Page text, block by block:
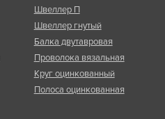
Швеллер П
Швеллер гнутый
Балка двутавровая
Проволока вязальная
Круг оцинкованный
Полоса оцинкованная